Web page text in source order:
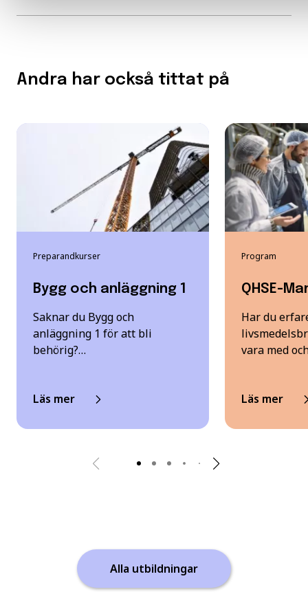
Andra har också tittat på
Preparandkurser
Bygg och anläggning 1
Saknar du Bygg och
anläggning 1 för att bli
behörig?…
Läs mer
Program
QHSE-
Har du
vara med
Läs mer
Alla utbildningar